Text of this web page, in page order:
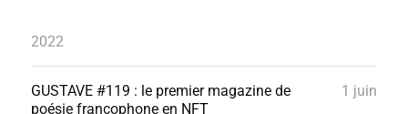
2022
GUSTAVE #119 : le premier magazine de
poésie francophone en NFT
1 juin